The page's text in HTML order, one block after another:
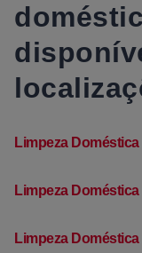
Limpeza
Limpeza
Limpeza Doméstica